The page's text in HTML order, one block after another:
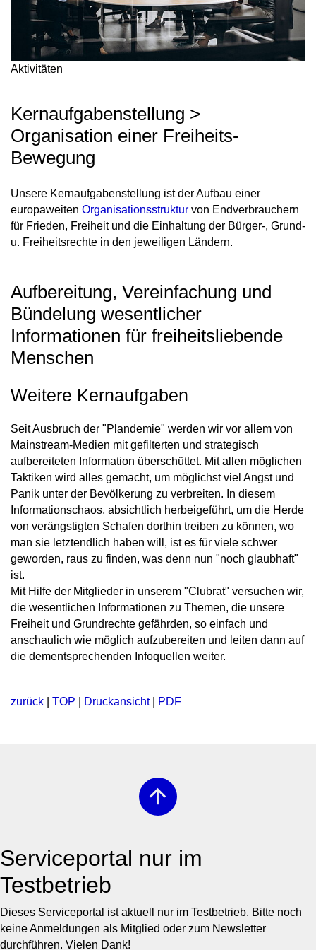
Aktivitäten
Kernaufgabenstellung >
Organisation einer Freiheits-
Bewegung
Unsere Kernaufgabenstellung ist der Aufbau einer
europaweiten Organisationsstruktur von Endverbrauchern
für Frieden, Freiheit und die Einhaltung der Bürger-, Grund-
u. Freiheitsrechte in den jeweiligen Ländern.
Aufbereitung, Vereinfachung und
Bündelung wesentlicher
Informationen für freiheitsliebende
Menschen
Weitere Kernaufgaben
Seit Ausbruch der "Plandemie" werden wir vor allem von
Mainstream-Medien mit gefilterten und strategisch
aufbereiteten Information überschüttet. Mit allen möglichen
Taktiken wird alles gemacht, um möglichst viel Angst und
Panik unter der Bevölkerung zu verbreiten. In diesem
Informationschaos, absichtlich herbeigeführt, um die Herde
von verängstigten Schafen dorthin treiben zu können, wo
man sie letztendlich haben will, ist es für viele schwer
geworden, raus zu finden, was denn nun "noch glaubhaft"
ist.
Mit Hilfe der Mitglieder in unserem "Clubrat" versuchen wir,
die wesentlichen Informationen zu Themen, die unsere
Freiheit und Grundrechte gefährden, so einfach und
anschaulich wie möglich aufzubereiten und leiten dann auf
die dementsprechenden Infoquellen weiter.
zurück TOP Druckansicht| PDF
arrow_upward
Serviceportal nur im
Testbetrieb
Dieses Serviceportal ist aktuell nur im Testbetrieb. Bitte noch
keine Anmeldungen als Mitglied oder zum Newsletter
durchführen. Vielen Dank!